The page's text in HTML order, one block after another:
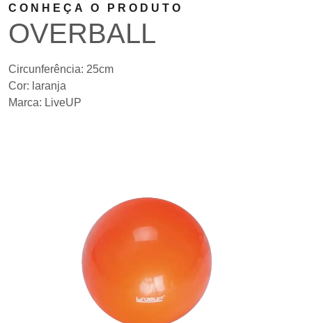
CONHEÇA O PRODUTO
OVERBALL
Circunferência: 25cm
Cor: laranja
Marca: LiveUP